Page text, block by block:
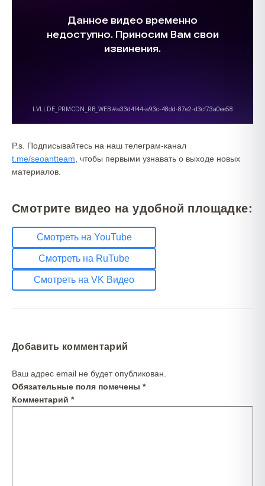
P.s. Подписывайтесь на наш телеграм-канал
t.me/seoantteam , чтобы первыми узнавать о выходе новых
материалов.
Смотрите видео на удобной площадке:
Смотреть на YouTube
Смотреть на RuTube
Смотреть на VK Видео
Добавить комментарий
Ваш адрес email не будет опубликован.
Обязательные поля помечены *
Комментарий *